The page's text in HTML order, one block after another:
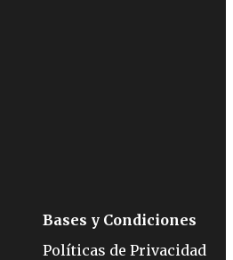
Bases y Condiciones
Políticas de Privacidad